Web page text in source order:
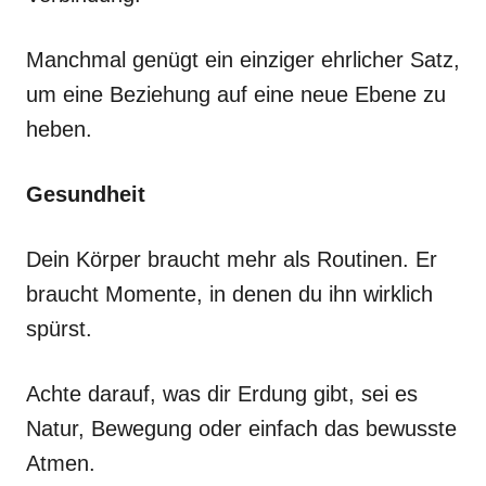
Manchmal genügt ein einziger ehrlicher Satz,
um eine Beziehung auf eine neue Ebene zu
heben.
Gesundheit
Dein Körper braucht mehr als Routinen. Er
braucht Momente, in denen du ihn wirklich
spürst.
Achte darauf, was dir Erdung gibt, sei es
Natur, Bewegung oder einfach das bewusste
Atmen.